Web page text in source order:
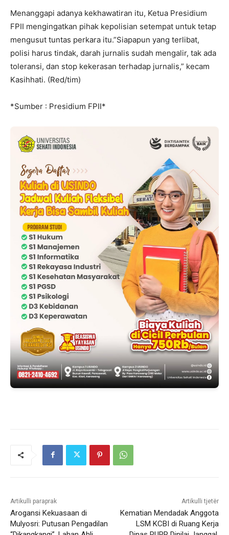
Menanggapi adanya kekhawatiran itu, Ketua Presidium
FPII mengingatkan pihak kepolisian setempat untuk tetap
mengusut tuntas perkara itu.”Siapapun yang terlibat,
polisi harus tindak, darah jurnalis sudah mengalir, tak ada
toleransi, dan stop kekerasan terhadap jurnalis,” kecam
Kasihhati. (Red/tim)
*Sumber : Presidium FPII*
Artikulli paraprak
Arogansi Kekuasaan di
Mulyosri: Putusan Pengadilan
Artikulli tjetër
Kematian Mendadak Anggota
LSM KCBI di Ruang Kerja